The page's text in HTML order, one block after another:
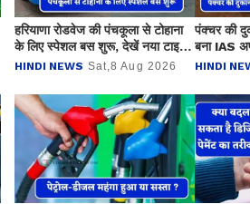
हरियाणा रोडवेज की पंचकूला से टोहाना
के लिए स्पेशल बस शुरू, देखें नया टाइम
टेबल
HINDI NEWS Sat,8 Aug 2026
पंक्चर की
बना IAS
प्रयास में
HINDI